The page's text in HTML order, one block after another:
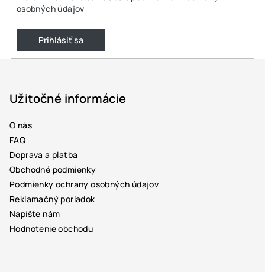
osobných údajov
Prihlásiť sa
Užitočné informácie
O nás
FAQ
Doprava a platba
Obchodné podmienky
Podmienky ochrany osobných údajov
Reklamačný poriadok
Napíšte nám
Hodnotenie obchodu